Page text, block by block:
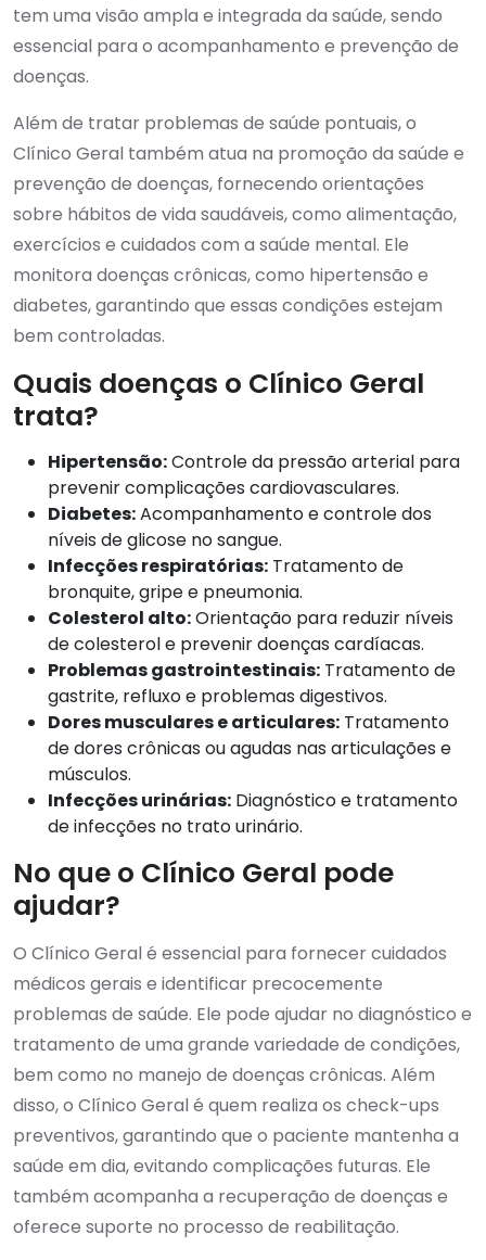
tem uma visão ampla e integrada da saúde, sendo
essencial para o acompanhamento e prevenção de
doenças.
Além de tratar problemas de saúde pontuais, o
Clínico Geral também atua na promoção da saúde e
prevenção de doenças, fornecendo orientações
sobre hábitos de vida saudáveis, como alimentação,
exercícios e cuidados com a saúde mental. Ele
monitora doenças crônicas, como hipertensão e
diabetes, garantindo que essas condições estejam
bem controladas.
Quais doenças o Clínico Geral
trata?
Hipertensão:Controle da pressão arterial para
prevenir complicações cardiovasculares.
Diabetes:Acompanhamento e controle dos
níveis de glicose no sangue.
Infecções respiratórias: Tratamento de
bronquite, gripe e pneumonia.
Colesterol alto:Orientação para reduzir níveis
de colesterol e prevenir doenças cardíacas.
Problemas gastrointestinais: Tratamento de
gastrite, refluxo e problemas digestivos.
Dores musculares e articulares: Tratamento
de dores crônicas ou agudas nas articulações e
músculos.
Infecções urinárias: Diagnóstico e tratamento
de infecções no trato urinário.
No que o Clínico Geral pode
ajudar?
O Clínico Geral é essencial para fornecer cuidados
médicos gerais e identificar precocemente
problemas de saúde. Ele pode ajudar no diagnóstico e
tratamento de uma grande variedade de condições,
bem como no manejo de doenças crônicas. Além
disso, o Clínico Geral é quem realiza os check-ups
preventivos, garantindo que o paciente mantenha a
saúde em dia, evitando complicações futuras. Ele
também acompanha a recuperação de doenças e
oferece suporte no processo de reabilitação.